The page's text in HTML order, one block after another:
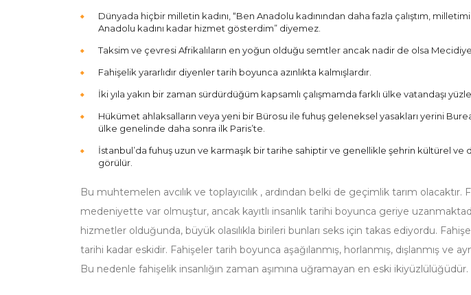
Dünyada hiçbir milletin kadını, “Ben Anadolu kadınından daha fazla çalıştım,
Anadolu kadını kadar hizmet gösterdim” diyemez.
Taksim ve çevresi Afrikalıların en yoğun olduğu semtler ancak nadir de olsa
Fahişelik yararlıdır diyenler tarih boyunca azınlıkta kalmışlardır.
İki yıla yakın bir zaman sürdürdüğüm kapsamlı çalışmamda farklı ülke vatandaşı
Hükümet ahlaksalların veya yeni bir Bürosu ile fuhuş geleneksel yasakları yerini
ülke genelinde daha sonra ilk Paris’te.
İstanbul’da fuhuş uzun ve karmaşık bir tarihe sahiptir ve genellikle şehrin kültürel ve
görülür.
Bu muhtemelen avcılık ve toplayıcılık , ardından belki de geçimlik tarım
medeniyette var olmuştur, ancak kayıtlı insanlık tarihi boyunca geriye
hizmetler olduğunda, büyük olasılıkla birileri bunları seks için takas ediyordu.
tarihi kadar eskidir. Fahişeler tarih boyunca aşağılanmış, horlanmış, dışlanmış ve
Bu nedenle fahişelik insanlığın zaman aşımına uğramayan en eski ikiyüzlülüğüdür.